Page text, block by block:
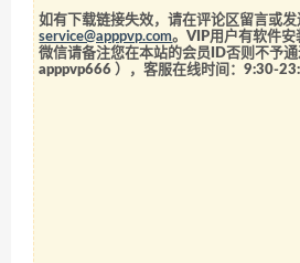
如有下载链接失效，请在评论区留言或发
service@apppvp.com。VIP用户有软件安
微信请备注您在本站的会员ID否则不予通
apppvp666 ），客服在线时间：9:30-